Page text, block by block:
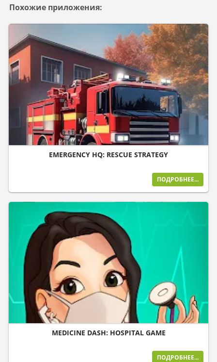
Похожие приложения:
EMERGENCY HQ: RESCUE STRATEGY
ПОДРОБНЕЕ...
MEDICINE DASH: HOSPITAL GAME
ПОДРОБНЕЕ...